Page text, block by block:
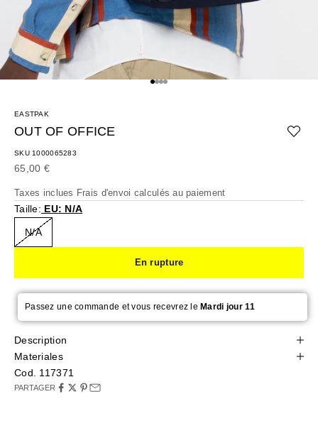
Aller à l'élément 1
Aller à l'élément 2
Aller à l'élément 3
Aller à l'élément 4
EASTPAK
OUT OF OFFICE
SKU 1000065283
Prix de vente
65,00 €
Taxes inclues Frais d'envoi calculés au paiement
Taille: EU: N/A
N/A
En rupture
Passez une commande et vous recevrez leMardi jour 11
Description
Materiales
Cod. 117371
PARTAGER